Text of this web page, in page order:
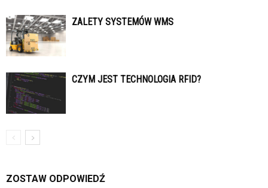
ZALETY SYSTEMÓW WMS
CZYM JEST TECHNOLOGIA RFID?
ZOSTAW ODPOWIEDŹ